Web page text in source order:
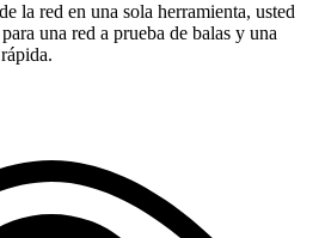
la red en una sola herramienta, usted
una red a prueba de balas y una